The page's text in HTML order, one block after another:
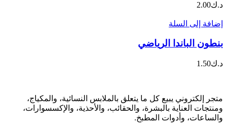
د.ك2.00
إضافة إلى السلة
بنطون الباندا الرياضي
د.ك1.50
متجر إلكتروني يبيع كل ما يتعلق بالملابس النسائية، والمكياج،
ومنتجات العناية بالبشرة، والحقائب، والأحذية، والإكسسوارات،
والساعات، وأدوات المطبخ.